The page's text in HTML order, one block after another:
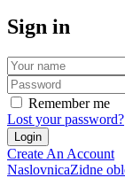
Sign in
Remember me
Lost your password?
Create An Account
NaslovnicaZidne